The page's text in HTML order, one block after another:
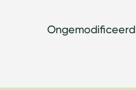
Ongemodificeerd